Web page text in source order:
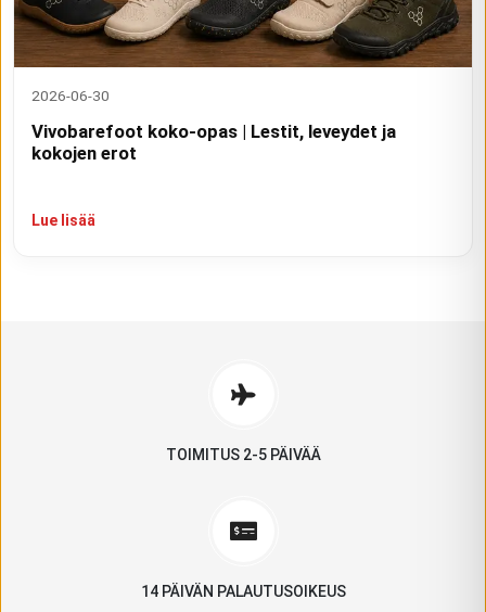
2026-06-30
Vivobarefoot koko-opas | Lestit, leveydet ja
kokojen erot
Lue lisää
TOIMITUS 2-5 PÄIVÄÄ
14 PÄIVÄN PALAUTUSOIKEUS